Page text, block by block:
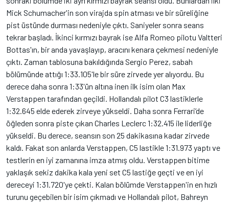
Mick Schumacher'in son virajda spin atması ve bir süreliğine
pist üstünde durması nedeniyle çıktı. Saniyeler sonra seans
tekrar başladı. İkinci kırmızı bayrak ise Alfa Romeo pilotu Valtteri
Bottas'ın, bir anda yavaşlayıp, aracını kenara çekmesi nedeniyle
çıktı. Zaman tablosuna bakıldığında Sergio Perez, sabah
bölümünde attığı 1:33.105'le bir süre zirvede yer alıyordu. Bu
derece daha sonra 1:33'ün altına inen ilk isim olan Max
Verstappen tarafından geçildi. Hollandalı pilot C3 lastiklerle
1:32.645 elde ederek zirveye yükseldi. Daha sonra Ferrari’de
öğleden sonra piste çıkan Charles Leclerc 1:32.415 ile liderliğe
yükseldi. Bu derece, seansın son 25 dakikasına kadar zirvede
kaldı. Fakat son anlarda Verstappen, C5 lastikle 1:31.973 yaptı ve
testlerin en iyi zamanına imza atmış oldu. Verstappen bitime
yaklaşık sekiz dakika kala yeni set C5 lastiğe geçti ve en iyi
dereceyi 1:31.720'ye çekti. Kalan bölümde Verstappen'in en hızlı
turunu geçebilen bir isim çıkmadı ve Hollandalı pilot, Bahreyn